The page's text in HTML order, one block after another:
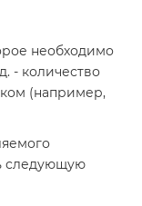
необходимо
- количество
(например,
следующую